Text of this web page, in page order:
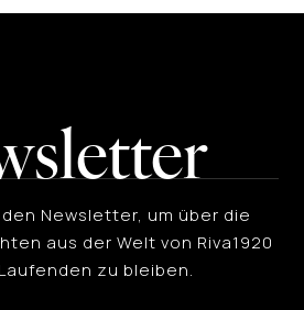
Newsletter, um über die
aus der Welt von Riva1920
zu bleiben.